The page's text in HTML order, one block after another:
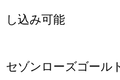
し込み可能
セゾンローズゴール